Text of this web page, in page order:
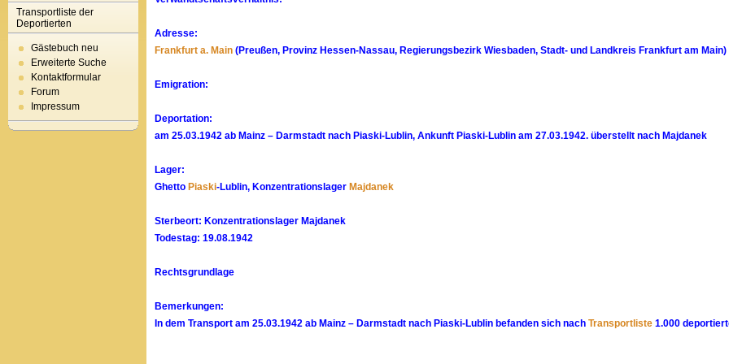
Transportliste der
Deportierten
Gästebuch neu
Erweiterte Suche
Kontaktformular
Forum
Impressum
Adresse:
Frankfurt a. Main (Preußen, Provinz Hessen-Nassau, Regierungsbezirk Wiesbaden, Stadt- und Landkreis Frankfurt am Main)
Emigration:
Deportation:
am 25.03.1942 ab Mainz – Darmstadt nach Piaski-Lublin, Ankunft Piaski-Lublin am 27.03.1942. überstellt nach Majdanek
Lager:
Ghetto Piaski-Lublin, Konzentrationslager Majdanek
Sterbeort: Konzentrationslager Majdanek
Todestag: 19.08.1942
Rechtsgrundlage
Bemerkungen:
In dem Transport am 25.03.1942 ab Mainz – Darmstadt nach Piaski-Lublin befanden sich nach Transportliste 1.000